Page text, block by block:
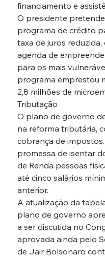
financiamento e
O presidente
programa de crédito
taxa de juros
agenda de
para os mais
programa emprestou
2,8 milhões de
Tributação
O plano de governo
na reforma tributária,
cobrança de
promessa de isentar
de Renda pessoas
até cinco salários
anterior.
A atualização da
plano de governo
a ser discutida no
aprovada ainda pelo
de Jair Bolsonaro